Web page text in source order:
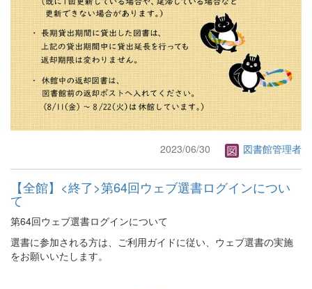
2023/06/30 図書館管理者
【全館】<終了>第64回ウェブ選書ログインについ
て
第64回ウェブ選書ログインについて
選書に参加される方は、ご利用ガイドに従い、ウェブ選書の実施
をお願いいたします。